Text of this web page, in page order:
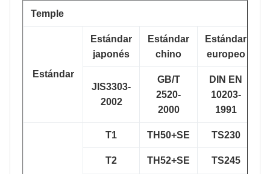
Temple
Estándar
Estándar
japonés
Estándar
chino
Estándar
europeo
JIS3303-
2002
GB/T
2520-
2000
DIN EN
10203-
1991
T1 TH50+SE TS230
T2 TH52+SE TS245